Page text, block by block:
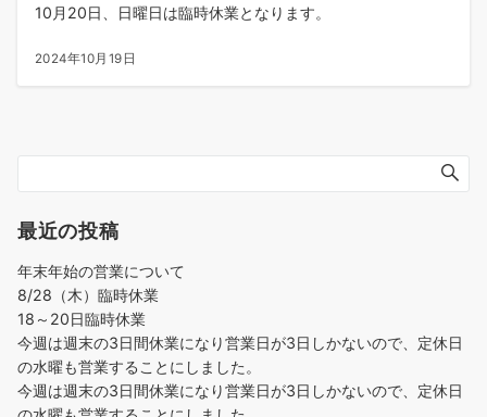
10月20日、日曜日は臨時休業となります。
2024年10月19日
最近の投稿
年末年始の営業について
8/28（木）臨時休業
18～20日臨時休業
今週は週末の3日間休業になり営業日が3日しかないので、定休日
の水曜も営業することにしました。
今週は週末の3日間休業になり営業日が3日しかないので、定休日